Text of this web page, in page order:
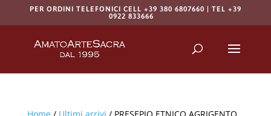
PER ORDINI TELEFONICI CELL +39 380 6807660 | TEL +39
0922 833666